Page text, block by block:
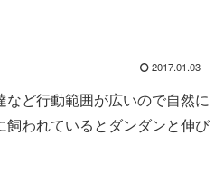
2017.01.03
ど行動範囲が広いので自然に
われているとダンダンと伸び